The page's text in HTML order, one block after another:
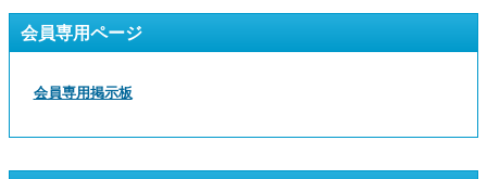
会員専用ページ
会員専用掲示板